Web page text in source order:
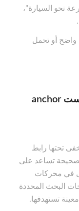
نحو السيارة”،
واضح أو تحمل
أفضل الطرق لكتابة الأنكور تيكست anchor
تحتها رابط
صحيحة تساعد على
في محركات
البحث المحددة
تستهدفها.